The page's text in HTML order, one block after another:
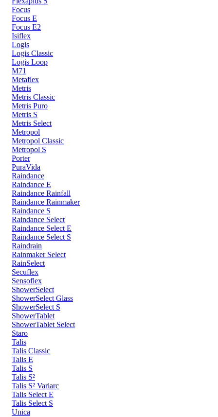
Focus
Focus E
Focus E2
Isiflex
Logis
Logis Classic
Logis Loop
M71
Metaflex
Metris
Metris Classic
Metris Puro
Metris S
Metris Select
Metropol
Metropol Classic
Metropol S
Porter
PuraVida
Raindance
Raindance E
Raindance Rainfall
Raindance Rainmaker
Raindance S
Raindance Select
Raindance Select E
Raindance Select S
Raindrain
Rainmaker Select
RainSelect
Secuflex
Sensoflex
ShowerSelect
ShowerSelect Glass
ShowerSelect S
ShowerTablet
ShowerTablet Select
Staro
Talis
Talis Classic
Talis E
Talis S
Talis S²
Talis S² Variarc
Talis Select E
Talis Select S
Unica